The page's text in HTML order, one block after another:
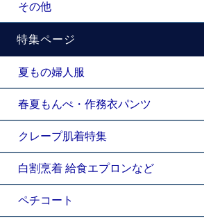
その他
特集ページ
夏もの婦人服
春夏もんぺ・作務衣パンツ
クレープ肌着特集
白割烹着 給食エプロンなど
ペチコート